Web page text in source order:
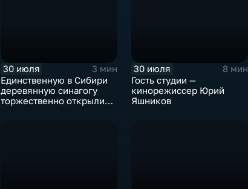
30 июля
3 мин
Единственную в Сибири
деревянную синагогу
торжественно открыли
30 июля
8 мин
Гость студии —
кинорежиссер Юрий
Яшников